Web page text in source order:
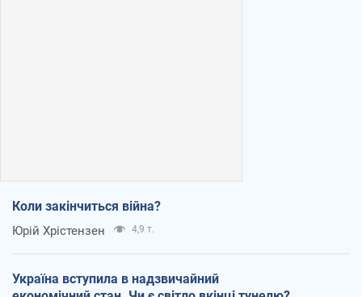
Коли закінчиться війна?
Юрій Хрістензен 4,9 т.
Україна вступила в надзвичайний